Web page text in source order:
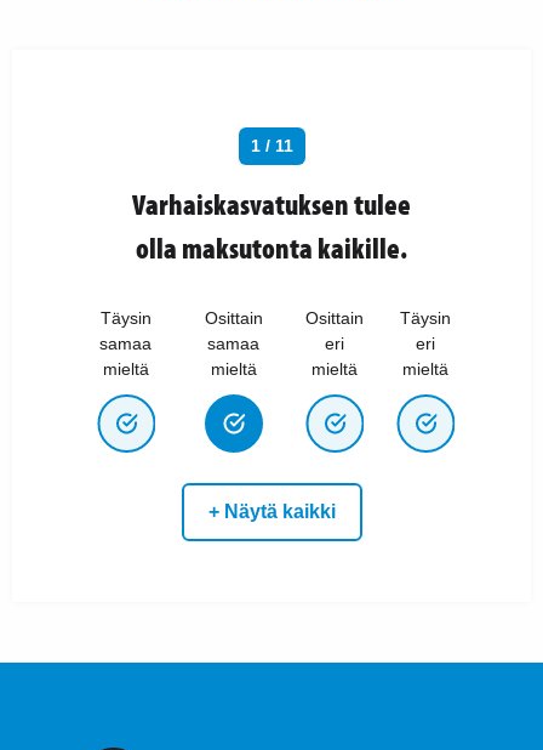
1 / 11
Varhaiskasvatuksen tulee
olla maksutonta kaikille.
Täysin
samaa
mieltä
Osittain
samaa
mieltä
Osittain
eri
mieltä
Täysin
eri
mieltä
+ Näytä kaikki